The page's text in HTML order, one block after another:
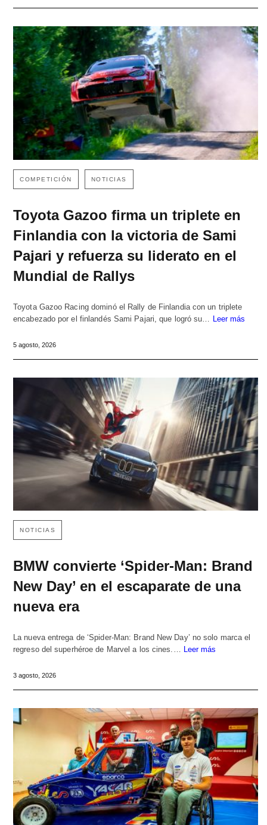
COMPETICIÓN NOTICIAS
Toyota Gazoo firma un triplete en
Finlandia con la victoria de Sami
Pajari y refuerza su liderato en el
Mundial de Rallys
Toyota Gazoo Racing dominó el Rally de Finlandia con un triplete
encabezado por el finlandés Sami Pajari, que logró su… Leer más
5 agosto, 2026
NOTICIAS
BMW convierte ‘Spider-Man: Brand
New Day’ en el escaparate de una
nueva era
La nueva entrega de ‘Spider-Man: Brand New Day’ no solo marca el
regreso del superhéroe de Marvel a los cines.…
Leer más
3 agosto, 2026